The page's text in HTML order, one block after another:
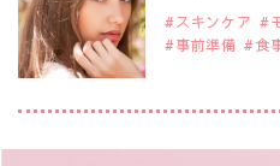
2019年9月29日
注目モデルを1名追加いたしました
スキンケア
事前準備
食